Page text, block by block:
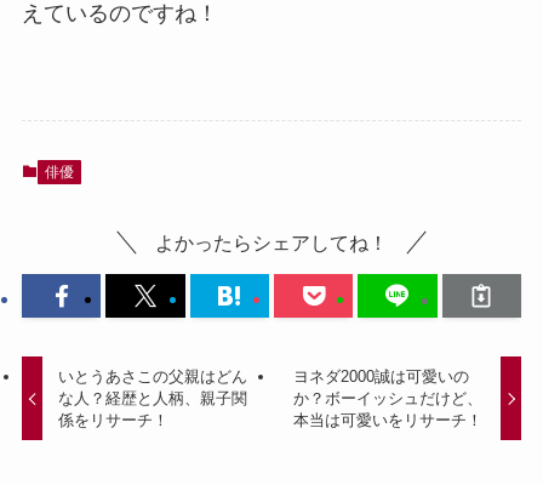
えているのですね！
俳優
よかったらシェアしてね！
いとうあさこの父親はどん
な人？経歴と人柄、親子関
係をリサーチ！
ヨネダ2000誠は可愛いの
か？ボーイッシュだけど、
本当は可愛いをリサーチ！